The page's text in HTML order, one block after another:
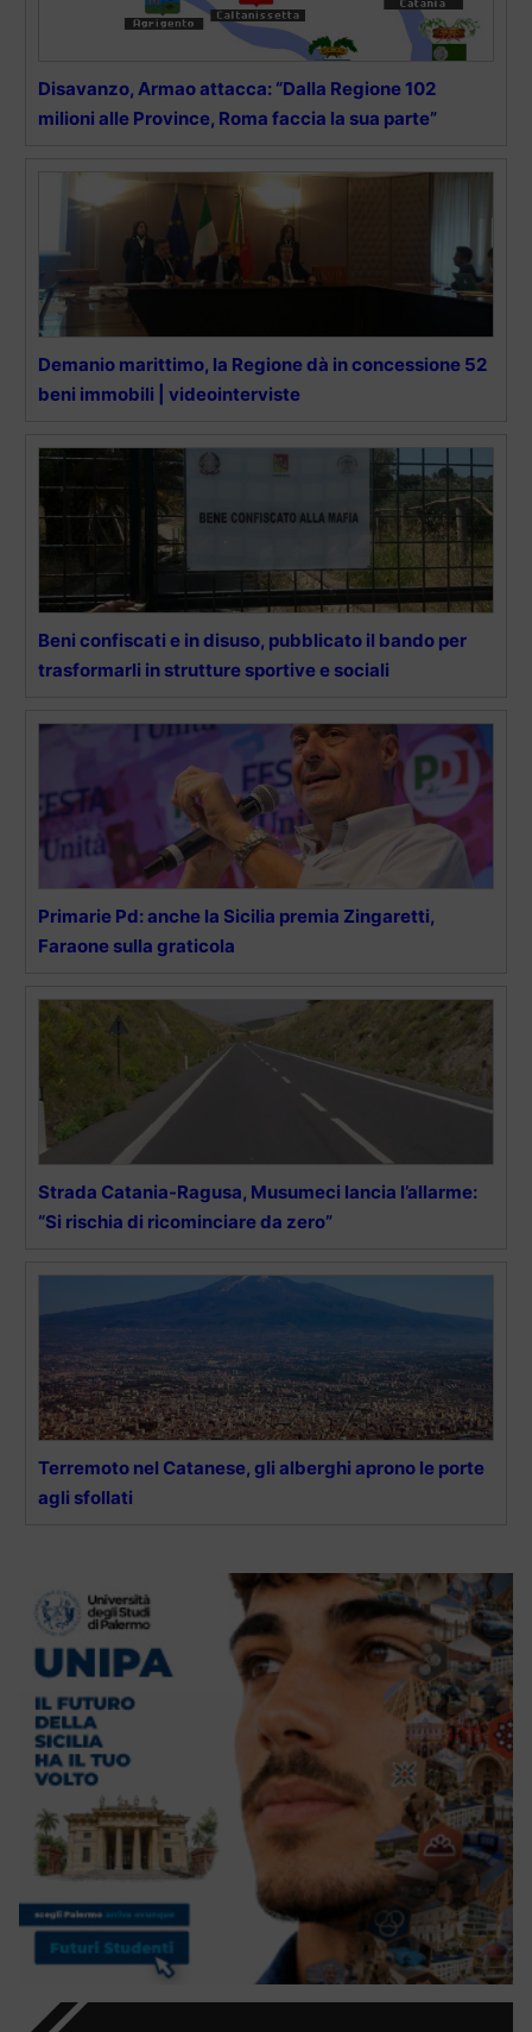
Disavanzo, Armao attacca: “Dalla Regione 102
milioni alle Province, Roma faccia la sua parte”
Demanio marittimo, la Regione dà in concessione 52
beni immobili | videointerviste
Beni confiscati e in disuso, pubblicato il bando per
trasformarli in strutture sportive e sociali
Primarie Pd: anche la Sicilia premia Zingaretti,
Faraone sulla graticola
Strada Catania-Ragusa, Musumeci lancia l’allarme:
“Si rischia di ricominciare da zero”
Terremoto nel Catanese, gli alberghi aprono le porte
agli sfollati